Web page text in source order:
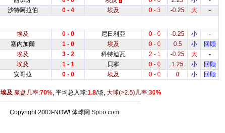
沙特阿拉伯 0 - 4 埃及 0 - 3 -0.25 大 -
埃及 0 - 0 尼日利亞 0 - 0 -0.25 小
-
塞內加爾 1 - 0 埃及 0 - 0 0.5 小
回顾
埃及 3 - 2 科特迪瓦 2 - 1 -0.25 大
-
埃及 1 - 1 貝寧 0 - 0 1.25 小
回顾
安哥拉 0 - 0 埃及 0 - 0 0 小 回顾
埃及赢盘几率:70%, 平均总入球:1.8/场, 大球(>2.5)几率:30%
Copyright 2003-NOW! 体球网 Spbo.com